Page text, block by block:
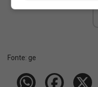
Fonte: ge